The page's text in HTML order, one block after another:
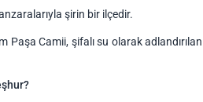
şirin bir ilçedir.
Camii, şifalı su olarak adlandırılan